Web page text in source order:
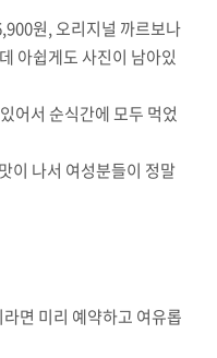
원, 오리지널 까르보나
아쉽게도 사진이 남아있
어서 순식간에 모두 먹었
이 나서 여성분들이 정말
면 미리 예약하고 여유롭